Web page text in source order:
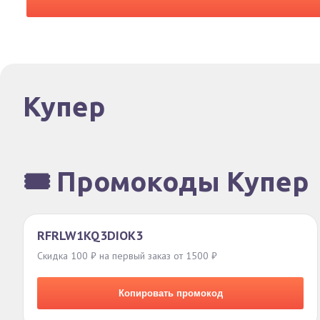
Купер
🎟️ Промокоды Купер
RFRLW1KQ3DIOK3
Скидка 100 ₽ на первый заказ от 1500 ₽
Копировать промокод